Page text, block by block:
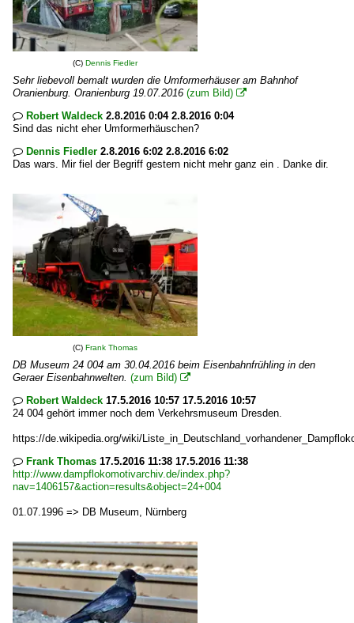
(C) Dennis Fiedler
Sehr liebevoll bemalt wurden die Umformerhäuser am Bahnhof
Oranienburg. Oranienburg 19.07.2016 (zum Bild) 
 Robert Waldeck 2.8.2016 0:04 2.8.2016 0:04
Sind das nicht eher Umformerhäuschen?
 Dennis Fiedler 2.8.2016 6:02 2.8.2016 6:02
Das wars. Mir fiel der Begriff gestern nicht mehr ganz ein . Danke dir.
(C) Frank Thomas
DB Museum 24 004 am 30.04.2016 beim Eisenbahnfrühling in den
Geraer Eisenbahnwelten. (zum Bild) 
 Robert Waldeck 17.5.2016 10:57 17.5.2016 10:57
24 004 gehört immer noch dem Verkehrsmuseum Dresden.
https://de.wikipedia.org/wiki/
 Frank Thomas 17.5.2016 11:38 17.5.2016 11:38
http://www.dampflokomotivarchiv.de/index.php?
nav=1406157&action=results&object=24+004
01.07.1996 => DB Museum, Nürnberg